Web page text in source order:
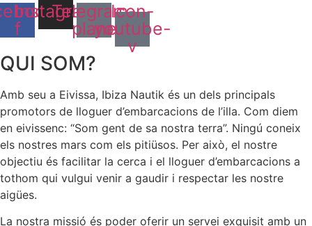
f
Instagram
Telegram-
plane
Icon-
youtube-
v
QUI SOM?
Amb seu a Eivissa, Ibiza Nautik és un dels principals
promotors de lloguer d’embarcacions de l’illa. Com diem
en eivissenc: “Som gent de sa nostra terra”. Ningú coneix
els nostres mars com els pitiüsos. Per això, el nostre
objectiu és facilitar la cerca i el lloguer d’embarcacions a
tothom qui vulgui venir a gaudir i respectar les nostre
aigües.
La nostra missió és poder oferir un servei exquisit amb un